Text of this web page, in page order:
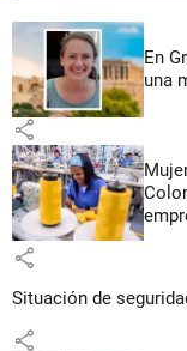
En
una
share
share
Situación de
share